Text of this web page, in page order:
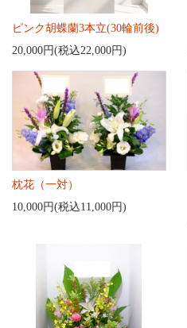
ピンク胡蝶蘭3本立(30輪前後)
20,000円(税込22,000円)
枕花（一対）
10,000円(税込11,000円)